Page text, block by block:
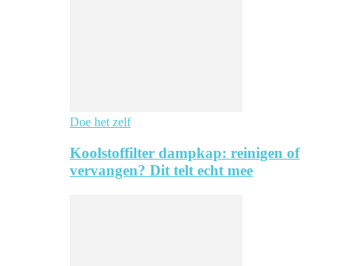
Doe het zelf
Koolstoffilter dampkap: reinigen of
vervangen? Dit telt echt mee